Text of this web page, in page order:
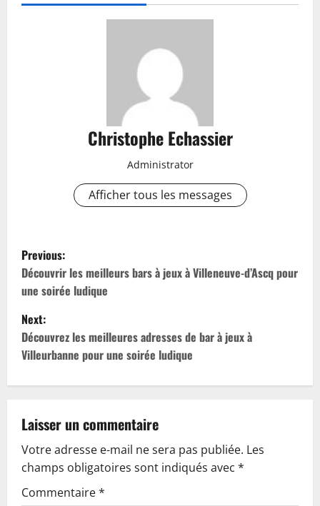
Christophe Echassier
Administrator
Afficher tous les messages
P
o
s
t
n
v
i
g
Previous:
Découvrir les meilleurs bars à jeux à Villeneuve-d’Ascq pour
une soirée ludique
Next:
Découvrez les meilleures adresses de bar à jeux à
Villeurbanne pour une soirée ludique
Laisser un commentaire
Votre adresse e-mail ne sera pas publiée. Les
champs obligatoires sont indiqués avec *
Commentaire*